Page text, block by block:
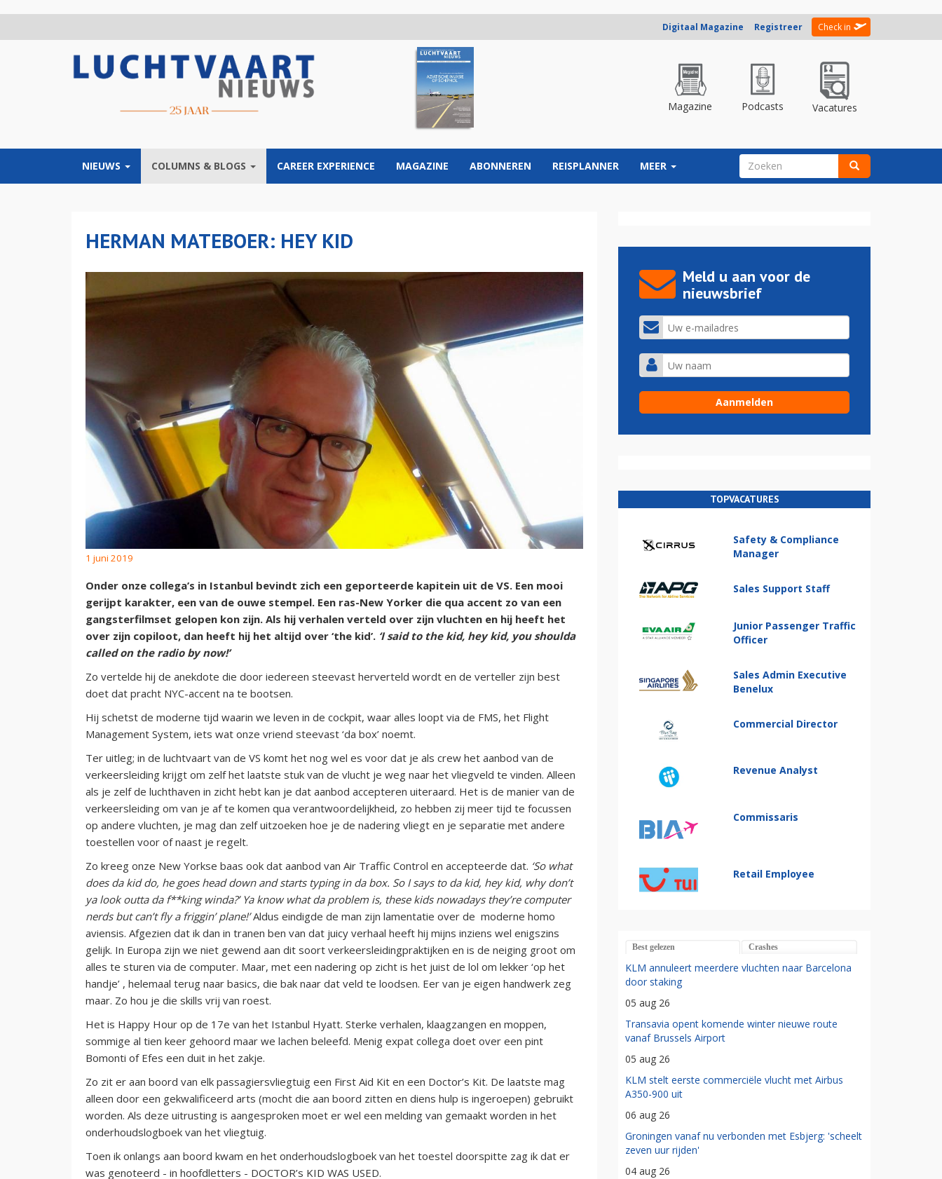
Digitaal Magazine Registreer Check in
Magazine Podcasts Vacatures
NIEUWS COLUMNS & BLOGS CAREER EXPERIENCE MAGAZINE ABONNEREN REISPLANNER MEER ZOEKVELD
HERMAN MATEBOER: HEY KID
1 juni 2019
Onder onze collega’s in Istanbul bevindt zich een geporteerde kapitein uit de VS. Een mooi
gerijpt karakter, een van de ouwe stempel. Een ras-New Yorker die qua accent zo van een
gangsterfilmset gelopen kon zijn. Als hij verhalen verteld over zijn vluchten en hij heeft het
over zijn copiloot, dan heeft hij het altijd over ‘the kid’. ‘I said to the kid, hey kid, you shoulda
called on the radio by now!’
Zo vertelde hij de anekdote die door iedereen steevast herverteld wordt en de verteller zijn best
doet dat pracht NYC-accent na te bootsen.
Hij schetst de moderne tijd waarin we leven in de cockpit, waar alles loopt via de FMS, het Flight
Management System, iets wat onze vriend steevast ‘da box’ noemt.
Ter uitleg; in de luchtvaart van de VS komt het nog wel es voor dat je als crew het aanbod van de
verkeersleiding krijgt om zelf het laatste stuk van de vlucht je weg naar het vliegveld te vinden. Alleen
als je zelf de luchthaven in zicht hebt kan je dat aanbod accepteren uiteraard. Het is de manier van de
verkeersleiding om van je af te komen qua verantwoordelijkheid, zo hebben zij meer tijd te focussen
op andere vluchten, je mag dan zelf uitzoeken hoe je de nadering vliegt en je separatie met andere
toestellen voor of naast je regelt.
Zo kreeg onze New Yorkse baas ook dat aanbod van Air Traffic Control en accepteerde dat. ‘So what
does da kid do, he goes head down and starts typing in da box. So I says to da kid, hey kid, why don’t
ya look outta da f**king winda?’ Ya know what da problem is, these kids nowadays they’re computer
nerds but can’t fly a friggin’ plane!’Aldus eindigde de man zijn lamentatie over de moderne homo
aviensis. Afgezien dat ik dan in tranen ben van dat juicy verhaal heeft hij mijns inziens wel enigszins
gelijk. In Europa zijn we niet gewend aan dit soort verkeersleidingpraktijken en is de neiging groot om
alles te sturen via de computer. Maar, met een nadering op zicht is het juist de lol om lekker ‘op het
handje’ , helemaal terug naar basics, die bak naar dat veld te loodsen. Eer van je eigen handwerk zeg
maar. Zo hou je die skills vrij van roest.
Het is Happy Hour op de 17e van het Istanbul Hyatt. Sterke verhalen, klaagzangen en moppen,
sommige al tien keer gehoord maar we lachen beleefd. Menig expat collega doet over een pint
Bomonti of Efes een duit in het zakje.
Zo zit er aan boord van elk passagiersvliegtuig een First Aid Kit en een Doctor’s Kit. De laatste mag
alleen door een gekwalificeerd arts (mocht die aan boord zitten en diens hulp is ingeroepen) gebruikt
worden. Als deze uitrusting is aangesproken moet er wel een melding van gemaakt worden in het
onderhoudslogboek van het vliegtuig.
Toen ik onlangs aan boord kwam en het onderhoudslogboek van het toestel doorspitte zag ik dat er
was genoteerd - in hoofdletters - DOCTOR’s KID WAS USED.
Meld u aan voor de
nieuwsbrief
TOPVACATURES
Safety & Compliance
Manager
Sales Support Staff
Junior Passenger Traffic
Officer
Sales Admin Executive
Benelux
Commercial Director
Revenue Analyst
Commissaris
Retail Employee
Best gelezen Crashes
KLM annuleert meerdere vluchten naar Barcelona
door staking
05 aug 26
Transavia opent komende winter nieuwe route
vanaf Brussels Airport
05 aug 26
KLM stelt eerste commerciële vlucht met Airbus
A350-900 uit
06 aug 26
Groningen vanaf nu verbonden met Esbjerg: 'scheelt
zeven uur rijden'
04 aug 26